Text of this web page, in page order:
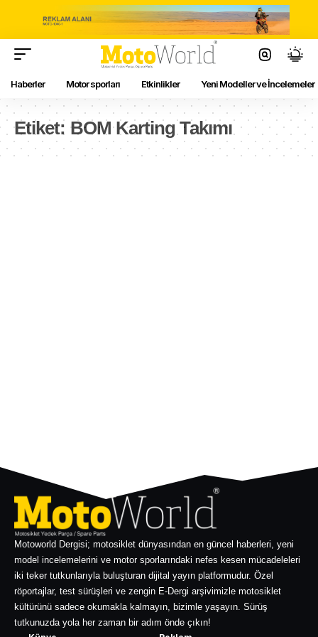
Haberler Motor sporları Etkinlikler Yeni Modeller ve İncelemeler
Etiket: BOM Karting Takımı
Motoworld Dergisi; motosiklet dünyasından en güncel haberleri, yeni
model incelemelerini ve motor sporlarındaki nefes kesen mücadeleleri
iki teker tutkunlarıyla buluşturan dijital yayın platformudur. Özel
röportajlar, test sürüşleri ve zengin E-Dergi arşivimizle motosiklet
kültürünü sadece okumakla kalmayın, bizimle yaşayın. Sürüş
tutkunuzda yola her zaman bir adım önde çıkın!